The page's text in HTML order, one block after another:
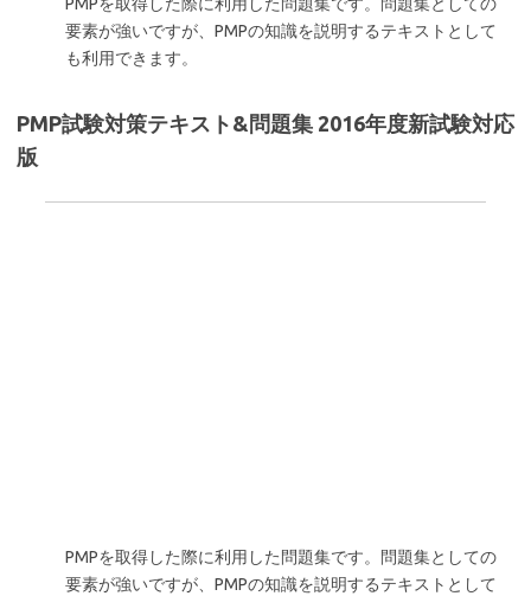
要素が強いですが、PMPの知識を説明するテキストとして
も利用できます。
PMP試験対策テキスト&問題集 2016年度新試験対応
版
PMPを取得した際に利用した問題集です。問題集としての
要素が強いですが、PMPの知識を説明するテキストとして